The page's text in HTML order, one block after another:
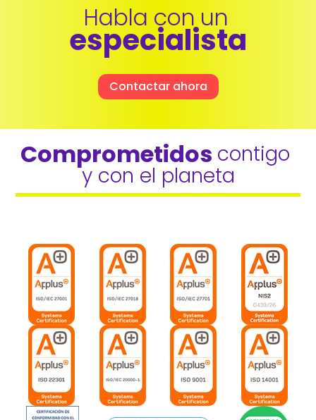
Habla con un
especialista
Contactar ahora
Comprometidos contigo
y con el planeta